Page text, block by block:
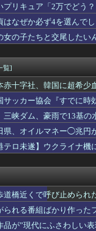
く泣く９割が転園。残
たちを突き飛ばした中
すでに時効だ』、外
彼「俺とそっくりだ
、26歳の女性被告に懲
林間カレーｗｗｗｗｗｗ
ームラン！！！
】きゃりーぱみゅぱみ
ち合わせに写真と違う
大韓サッカー協会前代
ＪＫが発見されるｗｗ
ホお○ぱいがはみ出し
14回戦】スタメン・打順
がボール判定したのが敗
モンの会社さんが作っ
ど何これ…？
おばさんｗｗｗｗｗｗ
った俺。嫁に打ち明け
プリキュア「2万でどう？
はなぜか必ず4を選んで
女の子たちと交尾したい
覧]
赤十字社、韓国に超希
サッカー協会『すでに
本、UAE、イラン」
三峡ダム、豪雨で13基
県、オイルマネー◯兆円
テロ未遂】ウクライナ
道橋近くで呼び止めら
られる番組ばかり作っ
品が”現代にふさわしい